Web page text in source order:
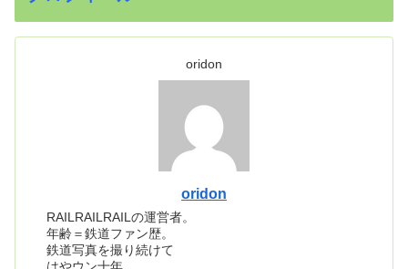
oridon
oridon
RAILRAILRAILの運営者。
年齢＝鉄道ファン歴。
鉄道写真を撮り続けて